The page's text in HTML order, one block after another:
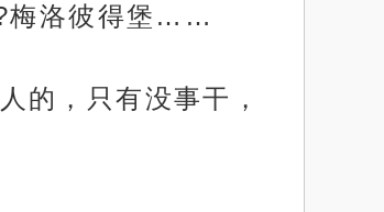
?梅洛彼得堡……
的，只有没事干，